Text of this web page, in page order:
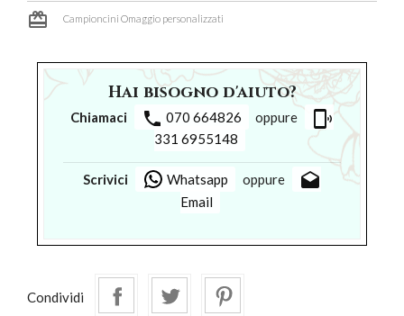
card_giftcard Campioncini Omaggio personalizzati
Hai bisogno d'aiuto?
Chiamaci phone 070 664826 oppure phonelink_ring
331 6955148
Scrivici Whatsapp oppure drafts
Email
Condividi